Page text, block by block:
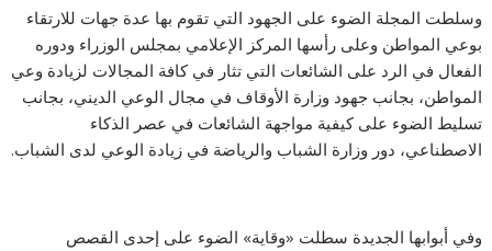
وسلطت المجلة الضوء على الجهود التي تقوم بها عدة جهات للارتقاء
بوعي المواطن وعلى رأسها المركز الإعلامي بمجلس الوزراء ودوره
الفعال في الرد على الشائعات التي تثار في كافة المجالات لزيادة وعي
المواطن، بجانب جهود وزارة الأوقاف في مجال الوعي الديني، بجانب
تسليط الضوء على كيفية مواجهة الشائعات في عصر الذكاء
الاصطناعي، دور وزارة الشباب والرياضة في زيادة الوعي لدى الشباب.
وفي أبوابها الجديدة سطلت «وقاية» الضوء على إحدى القصص